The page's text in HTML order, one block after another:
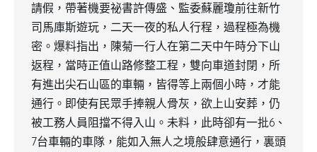
請假，帶著機要祕書許傳盛、監委蘇麗瓊前往新竹
司馬庫斯遊玩，二天一夜的私人行程，過程極為機
密。爆料指出，陳菊一行人在第二天中午時分下山
返程，當時正值山路修整工程，雙向車道封閉，所
有進出尖石山區的車輛，皆得等上兩個小時，才能
通行。即使有民眾手捧親人骨灰，欲上山安葬，仍
被工務人員阻擋不得入山。未料，此時卻有一批6、
7台車輛的車隊，能如入無人之境般肆意通行，裏頭